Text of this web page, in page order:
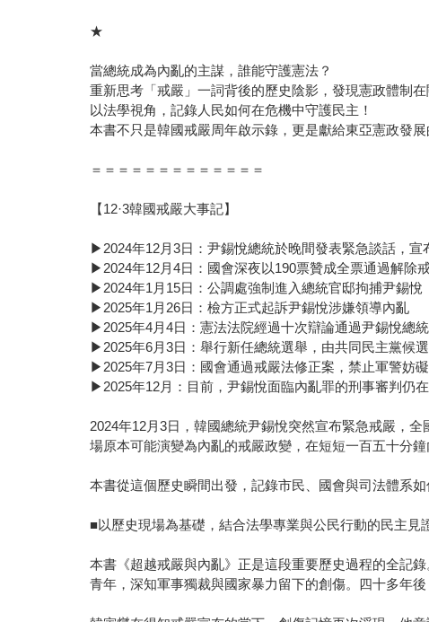
★
當總統成為內亂的主謀，誰能守護憲法？
重新思考「戒嚴」一詞背後的歷史陰影，發現憲政體制在
以法學視角，記錄人民如何在危機中守護民主！
本書不只是韓國戒嚴周年啟示錄，更是獻給東亞憲政發展
＝＝＝＝＝＝＝＝＝＝＝＝＝
【12·3韓國戒嚴大事記】
▶2024年12月3日：尹錫悅總統於晚間發表緊急談話，宣
▶2024年12月4日：國會深夜以190票贊成全票通過解除
▶2024年1月15日：公調處強制進入總統官邸拘捕尹錫悅
▶2025年1月26日：檢方正式起訴尹錫悅涉嫌領導內亂
▶2025年4月4日：憲法法院經過十次辯論通過尹錫悅總
▶2025年6月3日：舉行新任總統選舉，由共同民主黨候
▶2025年7月3日：國會通過戒嚴法修正案，禁止軍警妨
▶2025年12月：目前，尹錫悅面臨內亂罪的刑事審判仍
2024年12月3日，韓國總統尹錫悅突然宣布緊急戒嚴，
場原本可能演變為內亂的戒嚴政變，在短短一百五十分鐘
本書從這個歷史瞬間出發，記錄市民、國會與司法體系
■以歷史現場為基礎，結合法學專業與公民行動的民主見
本書《超越戒嚴與內亂》正是這段重要歷史過程的全記
青年，深知軍事獨裁與國家暴力留下的創傷。四十多年